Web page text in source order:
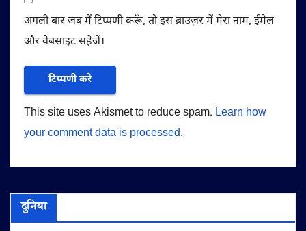
अगली बार जब मैं टिप्पणी करूँ, तो इस ब्राउज़र में मेरा नाम, ईमेल
और वेबसाइट सहेजें।
This site uses Akismet to reduce spam. Learn how
your comment data is processed.
दुनिया